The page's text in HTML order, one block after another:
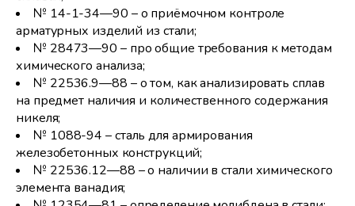
№ 14-1-34—90 – о приёмочном контроле
арматурных изделий из стали;
№ 28473—90 – про общие требования к методам
химического анализа;
№ 22536.9—88 – о том, как анализировать сплав
на предмет наличия и количественного содержания
никеля;
№ 1088-94 – сталь для армирования
железобетонных конструкций;
№ 22536.12—88 – о наличии в стали химического
элемента ванадия;